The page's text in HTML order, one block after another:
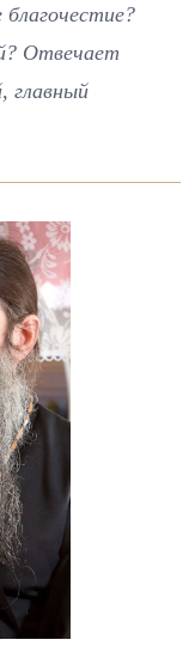
Отвечает
главный